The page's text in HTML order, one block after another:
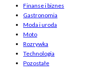
Finanse i biznes
Gastronomia
Moda i uroda
Moto
Rozrywka
Technologia
Pozostałe